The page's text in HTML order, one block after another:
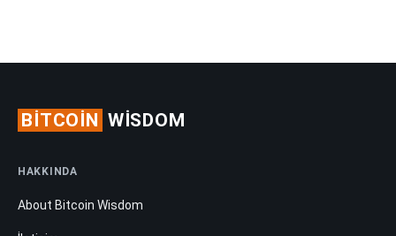
BITCOIN WISDOM
HAKKINDA
About Bitcoin Wisdom